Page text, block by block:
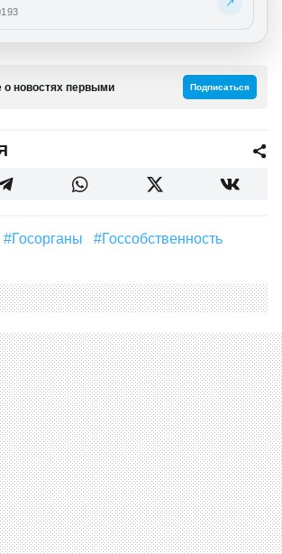
о новостях первыми Подписаться
#госорганы
#госсобственность